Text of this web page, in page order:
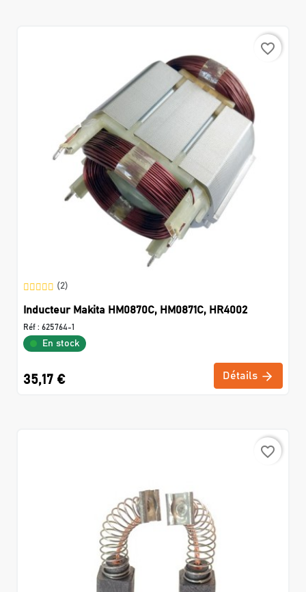
favorite_border
(2)
Inducteur Makita HM0870C, HM0871C, HR4002
Réf : 625764-1
En stock
35,17 € Détails
favorite_border